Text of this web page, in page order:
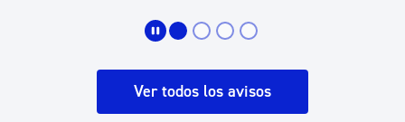
Ver todos los avisos